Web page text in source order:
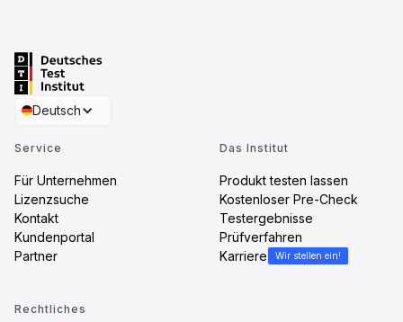
Deutsch
Service
Für Unternehmen
Lizenzsuche
Kontakt
Kundenportal
Partner
Das Institut
Produkt testen lassen
Kostenloser Pre-Check
Testergebnisse
Prüfverfahren
Karriere
Wir stellen ein!
Rechtliches